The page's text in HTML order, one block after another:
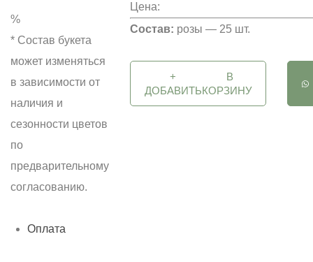
%
* Состав букета
может изменяться
в зависимости от
наличия и
сезонности цветов
по
предварительному
согласованию.
Цена:
Состав: розы — 25 шт.
+
ДОБАВИТЬ
В
КОРЗИНУ
Оплата